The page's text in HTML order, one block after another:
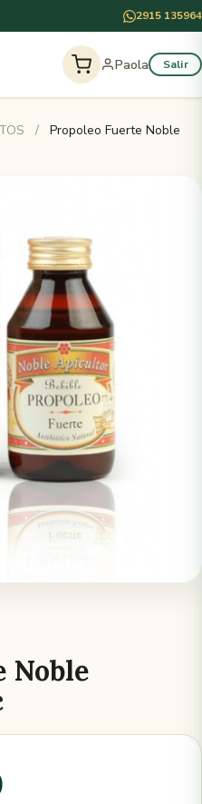
2915 135964
Paola Salir
/
Propoleo Fuerte Noble
Noble